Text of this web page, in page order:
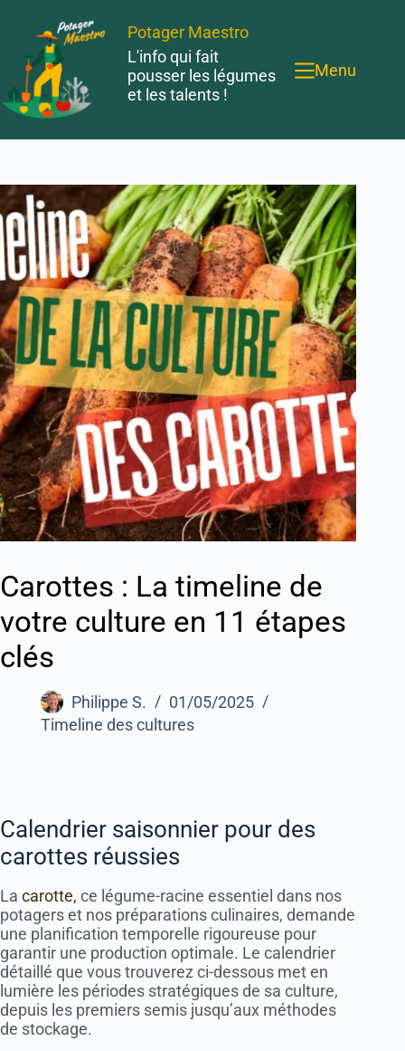
Potager Maestro
L'info qui fait
pousser les légumes
et les talents !
Menu
Carottes : La timeline de
votre culture en 11 étapes
clés
Philippe S.
01/05/2025
Timeline des cultures
Calendrier saisonnier pour des
carottes réussies
La carotte, ce légume-racine essentiel dans nos
potagers et nos préparations culinaires, demande
une planification temporelle rigoureuse pour
garantir une production optimale. Le calendrier
détaillé que vous trouverez ci-dessous met en
lumière les périodes stratégiques de sa culture,
depuis les premiers semis jusqu’aux méthodes
de stockage.